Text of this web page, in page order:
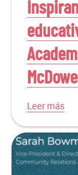
McDowell
Leer más